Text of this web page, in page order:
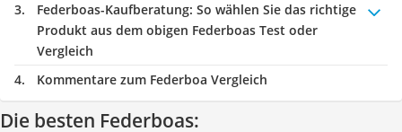
Federboas-Kaufberatung: So wählen Sie das richtige
Produkt aus dem obigen Federboas Test oder
Vergleich
Kommentare zum Federboa Vergleich
Die besten Federboas: